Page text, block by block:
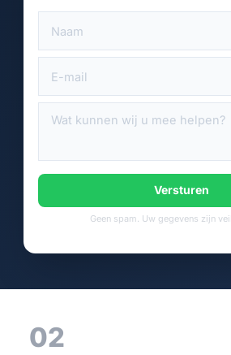
Versturen
Geen spam. Uw gegevens zijn
02